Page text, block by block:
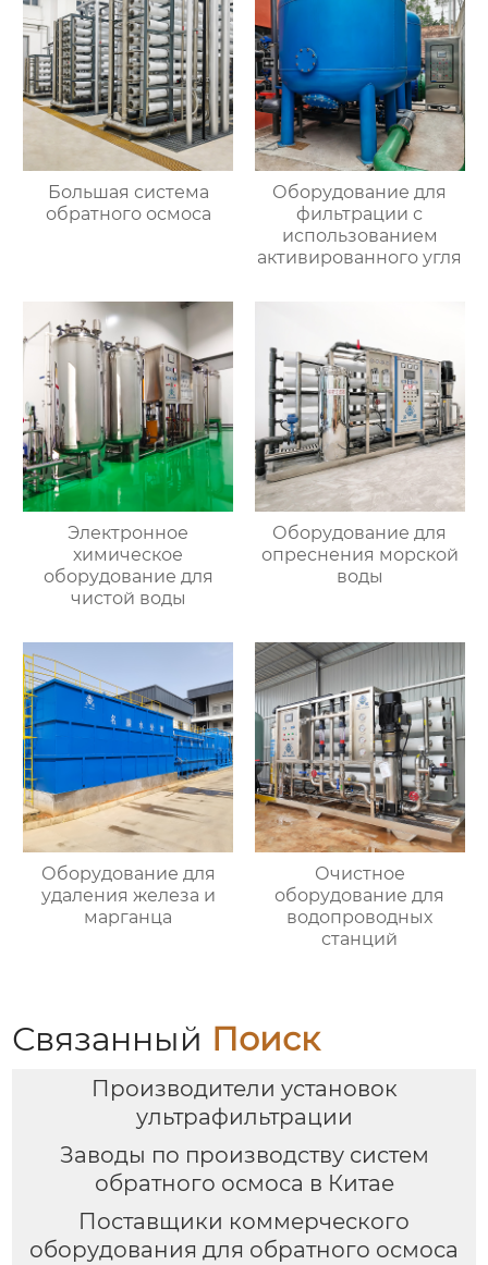
Большая система
обратного осмоса
Оборудование для
фильтрации с
использованием
активированного угля
Электронное
химическое
оборудование для
чистой воды
Оборудование для
опреснения морской
воды
Оборудование для
удаления железа и
марганца
Очистное
оборудование для
водопроводных
станций
Связанный Поиск
Производители установок
ультрафильтрации
Заводы по производству систем
обратного осмоса в Китае
Поставщики коммерческого
оборудования для обратного осмоса